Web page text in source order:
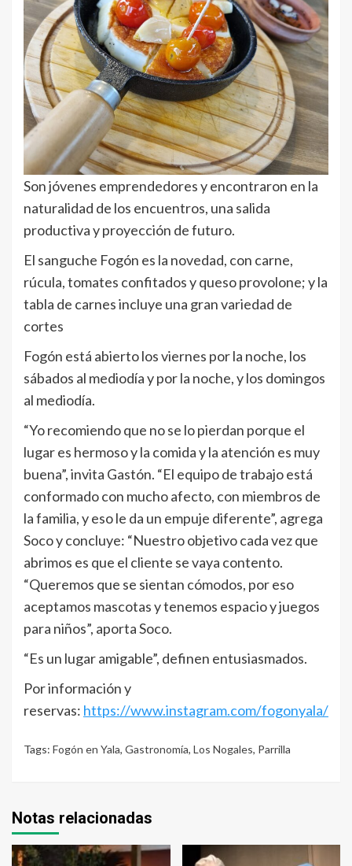
Son jóvenes emprendedores y encontraron en la
naturalidad de los encuentros, una salida
productiva y proyección de futuro.
El sanguche Fogón es la novedad, con carne,
rúcula, tomates confitados y queso provolone; y la
tabla de carnes incluye una gran variedad de
cortes
Fogón está abierto los viernes por la noche, los
sábados al mediodía y por la noche, y los domingos
al mediodía.
“Yo recomiendo que no se lo pierdan porque el
lugar es hermoso y la comida y la atención es muy
buena”, invita Gastón. “El equipo de trabajo está
conformado con mucho afecto, con miembros de
la familia, y eso le da un empuje diferente”, agrega
Soco y concluye: “Nuestro objetivo cada vez que
abrimos es que el cliente se vaya contento.
“Queremos que se sientan cómodos, por eso
aceptamos mascotas y tenemos espacio y juegos
para niños”, aporta Soco.
“Es un lugar amigable”, definen entusiasmados.
Por información y
reservas: https://www.instagram.com/fogonyala/
Tags: Fogón en Yala, Gastronomía, Los Nogales, Parrilla
Notas relacionadas